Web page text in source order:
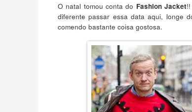
O natal tomou conta do Fashion Jacket
diferente passar essa data aqui, longe
comendo bastante coisa gostosa.